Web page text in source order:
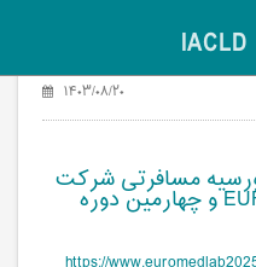
۱۴۰۳/۰۸/۲۰
مسافرتی شرکت
در کنگره EUROMEDLAB IFCC و چهارمین دوره